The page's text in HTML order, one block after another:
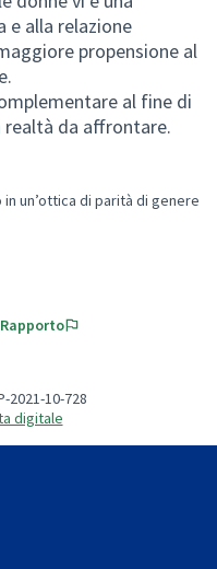
e alla relazione
propensione al
al fine di
realtà da affrontare.
Il tema del lavoro in
un’ottica di parità di genere
Rapporto
2021-10-728
digitale